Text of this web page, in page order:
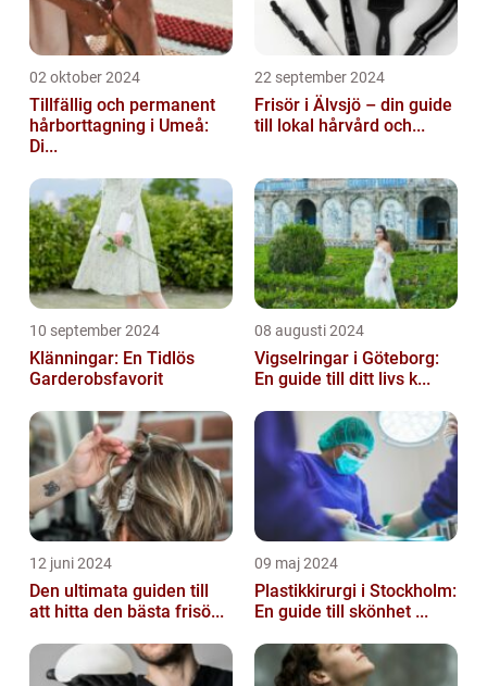
02 oktober 2024
Tillfällig och permanent
hårborttagning i Umeå:
Di...
22 september 2024
Frisör i Älvsjö – din guide
till lokal hårvård och...
10 september 2024
Klänningar: En Tidlös
Garderobsfavorit
08 augusti 2024
Vigselringar i Göteborg:
En guide till ditt livs k...
12 juni 2024
Den ultimata guiden till
att hitta den bästa frisö...
09 maj 2024
Plastikkirurgi i Stockholm:
En guide till skönhet ...